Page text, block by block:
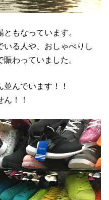
もなっています。
いる人や、おしゃべりし
わっていました。
んでいます！！
！！